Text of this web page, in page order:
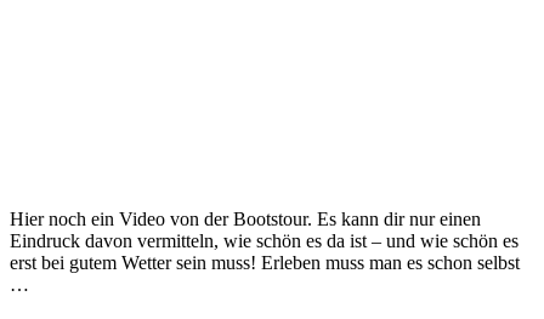
Hier noch ein Video von der Bootstour. Es kann dir nur einen
Eindruck davon vermitteln, wie schön es da ist – und wie schön es
erst bei gutem Wetter sein muss! Erleben muss man es schon selbst
…